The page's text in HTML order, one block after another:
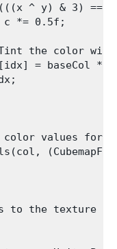
^ y) & 3) ==
*= 0.5f;
the color
= baseCol *
values for
to the texture